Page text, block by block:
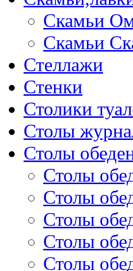
Скамьи
Скамьи
Стеллажи
Стенки
Столики
Столы
Столы
Столы
Столы
Столы
Столы
Столы